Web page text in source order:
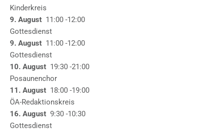
Kinderkreis
9. August 11:00 -12:00
Gottesdienst
9. August 11:00 -12:00
Gottesdienst
10. August 19:30 -21:00
Posaunenchor
11. August 18:00 -19:00
ÖA-Redaktionskreis
16. August 9:30 -10:30
Gottesdienst